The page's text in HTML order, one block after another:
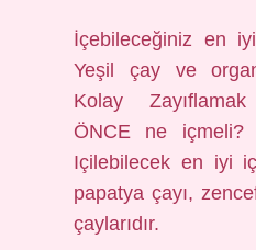
İçebileceğiniz en
Yeşil çay ve
Kolay
ÖNCE ne içmeli?
Içilebilecek en iyi
papatya çayı,
çaylarıdır.